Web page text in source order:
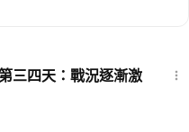
三四天：戰況逐漸激